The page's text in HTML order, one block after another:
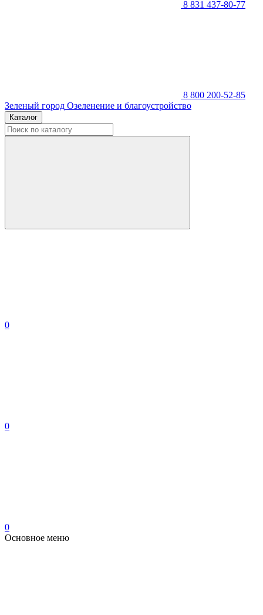
8 831 437-80-77
8 800 200-52-85
Зеленый город Озеленение и благоустройство
Каталог
0
0
0
Основное меню